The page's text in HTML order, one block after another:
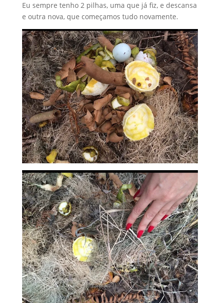
Eu sempre tenho 2 pilhas, uma que já fiz, e descansa
e outra nova, que começamos tudo novamente.